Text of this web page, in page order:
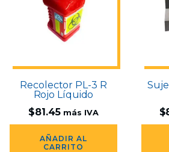
Recolector PL-3 R
Rojo Líquido
$81.45 más IVA
AÑADIR AL
CARRITO
$